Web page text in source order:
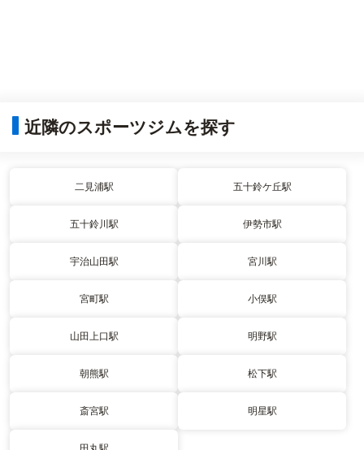
近隣のスポーツジムを探す
二見浦駅 五十鈴ケ丘駅
五十鈴川駅 伊勢市駅
宇治山田駅 宮川駅
宮町駅 小俣駅
山田上口駅 明野駅
朝熊駅 松下駅
斎宮駅 明星駅